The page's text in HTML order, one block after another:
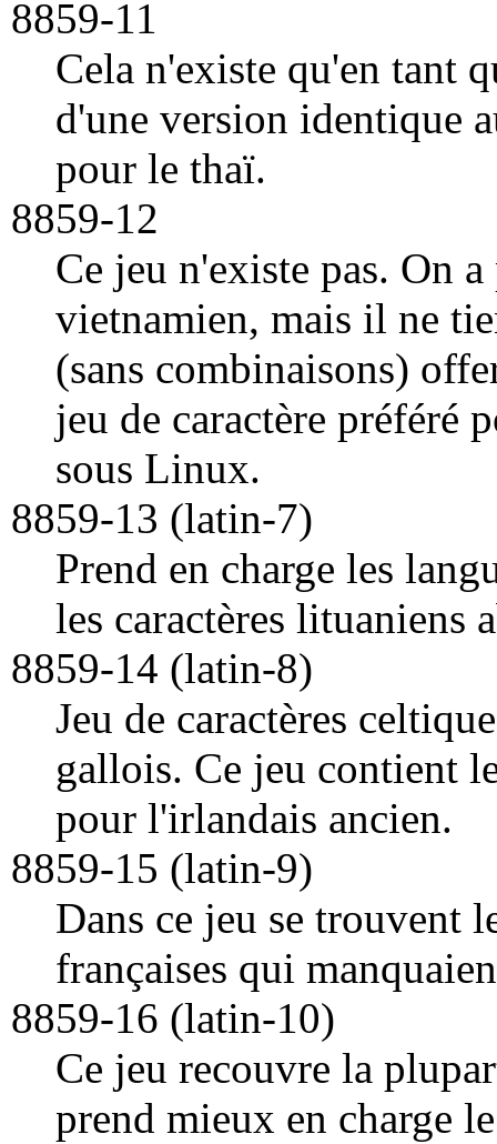
8859-11
Cela n'existe qu'en tant
d'une version identique
pour le thaï.
8859-12
Ce jeu n'existe pas. On
vietnamien, mais il ne
(sans combinaisons)
jeu de caractère préféré
sous Linux.
8859-13 (latin-7)
Prend en charge les
les caractères lituaniens
8859-14 (latin-8)
Jeu de caractères
gallois. Ce jeu contient
pour l'irlandais ancien.
8859-15 (latin-9)
Dans ce jeu se trouvent
françaises qui
8859-16 (latin-10)
Ce jeu recouvre la
prend mieux en charge